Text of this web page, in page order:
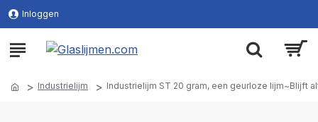
Inloggen
Industrielijm Industrielijm ST 20 gram, een geurloze lijm~Blijft